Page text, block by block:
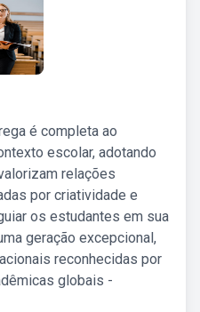
é completa ao
escolar, adotando
relações
por criatividade e
os estudantes em sua
geração excepcional,
reconhecidas por
globais -